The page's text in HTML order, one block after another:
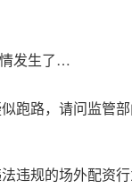
跑路，请问监管
违规的场外配资